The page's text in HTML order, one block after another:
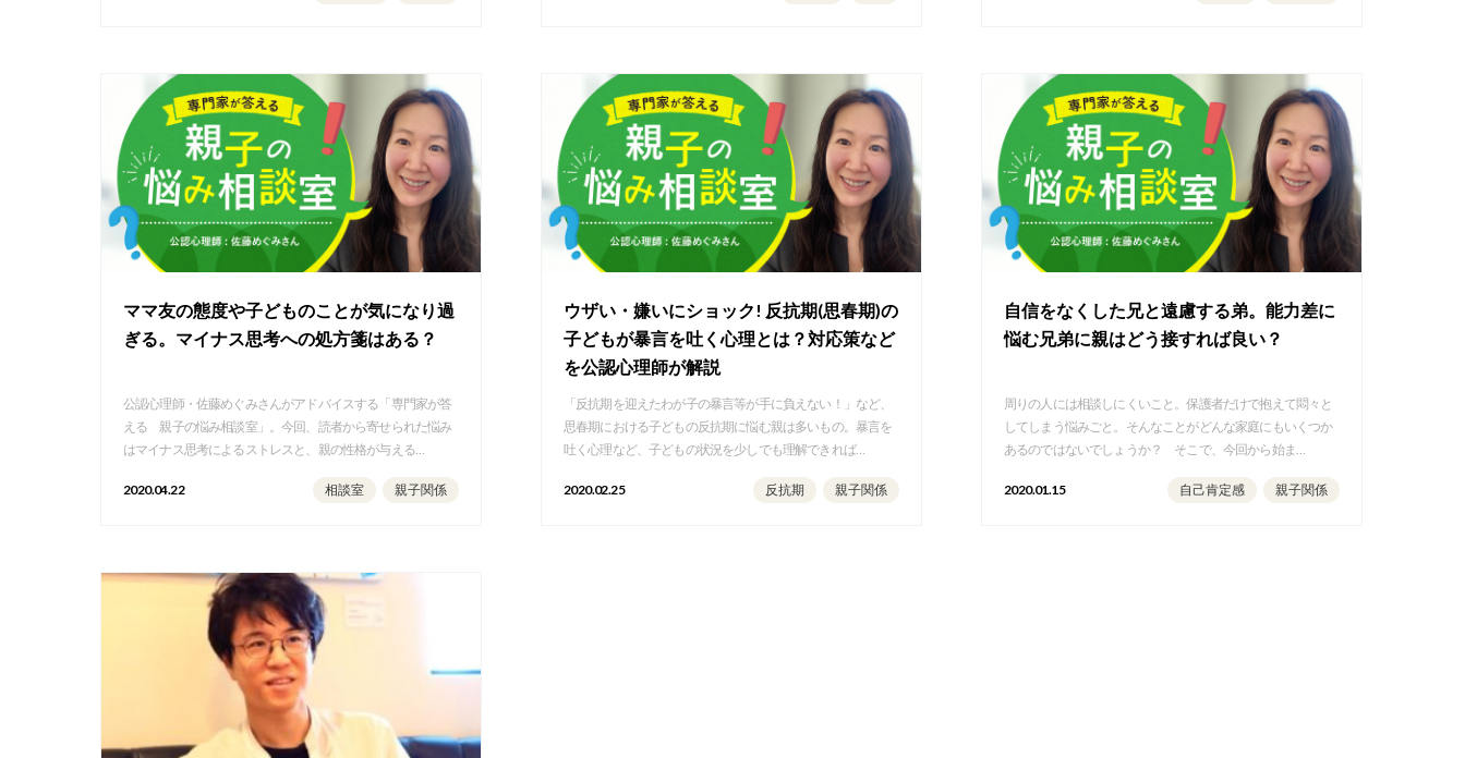
ママ友の態度や子どものことが気になり過
ぎる。マイナス思考への処方箋はある？
公認心理師・佐藤めぐみさんがアドバイスする「専門家が答
える 親子の悩み相談室」。今回、読者から寄せられた悩み
はマイナス思考によるストレスと、親の性格が与える…
2020.04.22 相談室 親子関係
ウザい・嫌いにショック! 反抗期(思春期)の
子どもが暴言を吐く心理とは？対応策など
を公認心理師が解説
「反抗期を迎えたわが子の暴言等が手に負えない！」など、
思春期における子どもの反抗期に悩む親は多いもの。暴言を
吐く心理など、子どもの状況を少しでも理解できれば…
2020.02.25 反抗期 親子関係
自信をなくした兄と遠慮する弟。能力差に
悩む兄弟に親はどう接すれば良い？
周りの人には相談しにくいこと。保護者だけで抱えて悶々と
してしまう悩みごと。そんなことがどんな家庭にもいくつか
あるのではないでしょうか？ そこで、今回から始ま…
2020.01.15 自己肯定感 親子関係